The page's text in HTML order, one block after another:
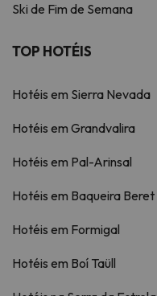
Ski de Fim de Semana
TOP HOTÉIS
Hotéis em Sierra Nevada
Hotéis em Grandvalira
Hotéis em Pal-Arinsal
Hotéis em Baqueira Beret
Hotéis em Formigal
Hotéis em Boí Taüll